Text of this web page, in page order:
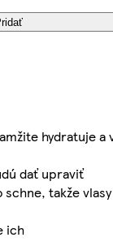
hydratuje a
dať upraviť
schne, takže
ich